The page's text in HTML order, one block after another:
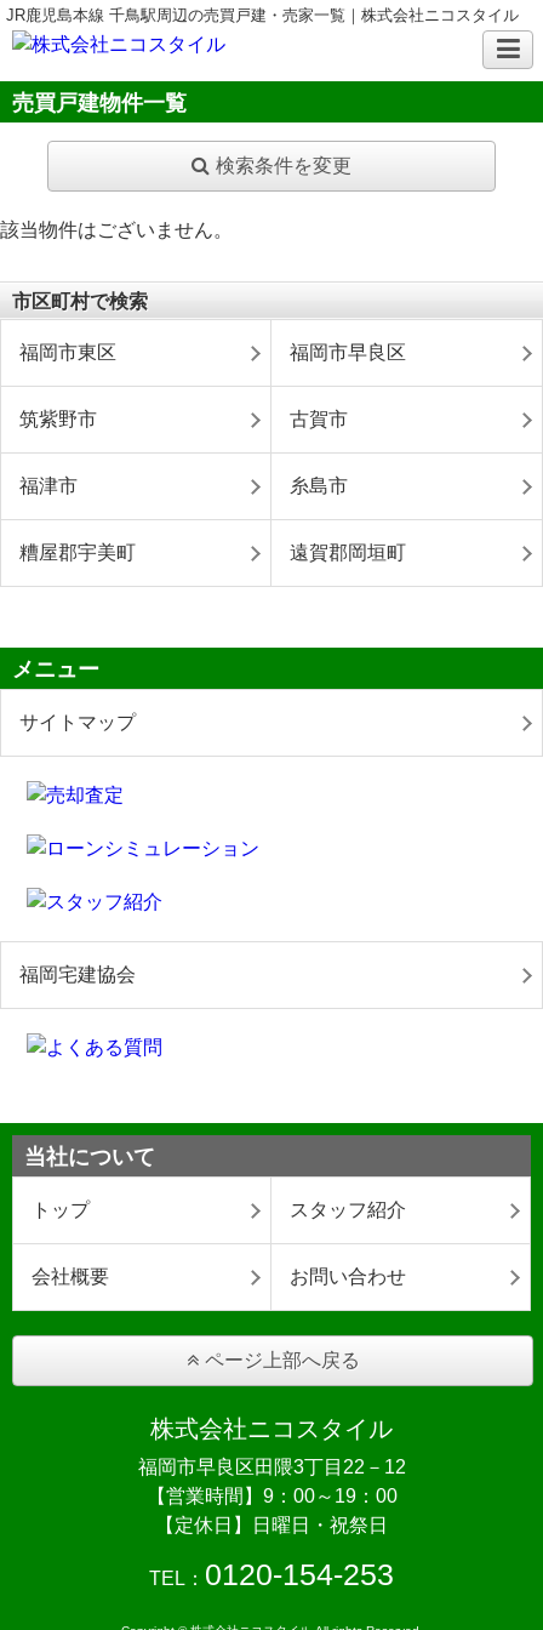
JR鹿児島本線 千鳥駅周辺の売買戸建・売家一覧｜株式会社ニコスタイル
売買戸建物件一覧
検索条件を変更
該当物件はございません。
市区町村で検索
福岡市東区 福岡市早良区
筑紫野市 古賀市
福津市 糸島市
糟屋郡宇美町 遠賀郡岡垣町
メニュー
サイトマップ
福岡宅建協会
当社について
トップ スタッフ紹介
会社概要 お問い合わせ
ページ上部へ戻る
株式会社ニコスタイル
福岡市早良区田隈3丁目22－12
【営業時間】9：00～19：00
【定休日】日曜日・祝祭日
TEL： 0120-154-253